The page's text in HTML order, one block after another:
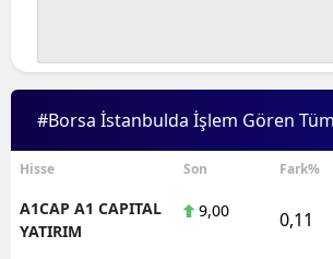
#Borsa İstanbulda İşlem Gören
Hisse Son Fark%
A1CAP A1 CAPITAL
YATIRIM
9,00 0,11